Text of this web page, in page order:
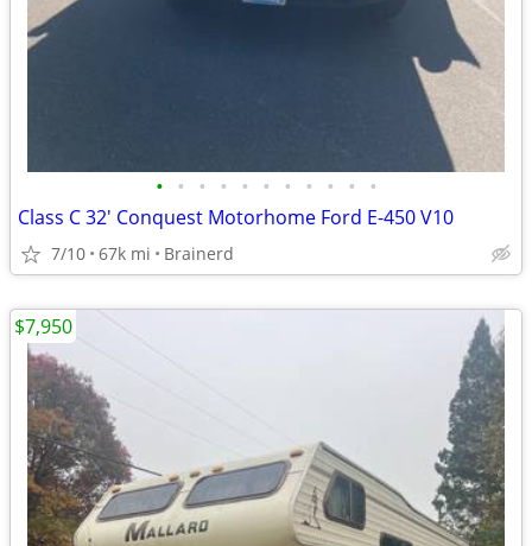
• • • • • • • • • • •
Class C 32' Conquest Motorhome Ford E-450 V10
7/10 67k mi Brainerd
$7,950